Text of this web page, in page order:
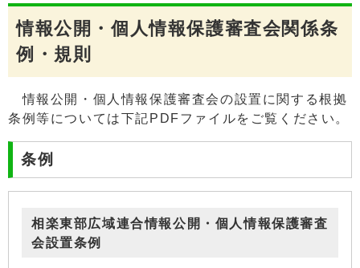
情報公開・個人情報保護審査会関係条
例・規則
情報公開・個人情報保護審査会の設置に関する根拠
条例等については下記PDFファイルをご覧ください。
条例
相楽東部広域連合情報公開・個人情報保護審査
会設置条例